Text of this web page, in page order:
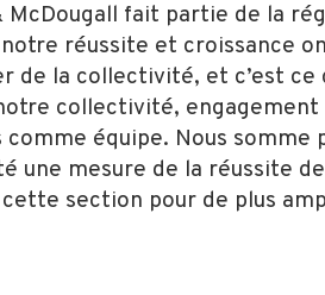
fait partie de la
réussite et croissance
de la collectivité, et c’est ce
collectivité,
comme équipe. Nous
une mesure de la réussite
section pour de plus